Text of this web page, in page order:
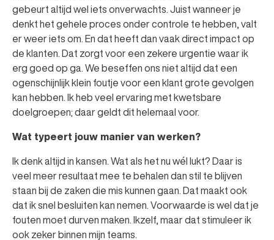
gebeurt altijd wel iets onverwachts. Juist wanneer je
denkt het gehele proces onder controle te hebben, valt
er weer iets om. En dat heeft dan vaak direct impact op
de klanten. Dat zorgt voor een zekere urgentie waar ik
erg goed op ga. We beseffen ons niet altijd dat een
ogenschijnlijk klein foutje voor een klant grote gevolgen
kan hebben. Ik heb veel ervaring met kwetsbare
doelgroepen; daar geldt dit helemaal voor.
Wat typeert jouw manier van werken?
Ik denk altijd in kansen. Wat als het nu wél lukt? Daar is
veel meer resultaat mee te behalen dan stil te blijven
staan bij de zaken die mis kunnen gaan. Dat maakt ook
dat ik snel besluiten kan nemen. Voorwaarde is wel dat je
fouten moet durven maken. Ikzelf, maar dat stimuleer ik
ook zeker binnen mijn teams.